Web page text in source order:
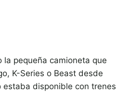
pequeña camioneta que
K-Series o Beast desde
disponible con trenes